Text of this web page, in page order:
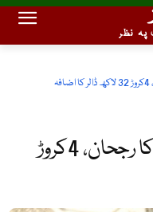
نظر
زرمبادلہ ذخائر میں بہتری کا رجحان، 4کروڑ